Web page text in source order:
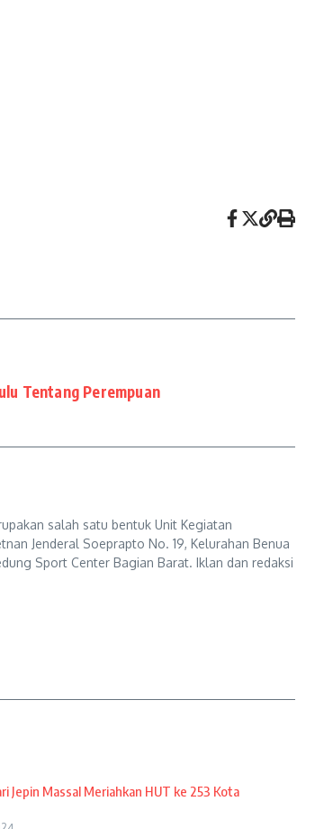
Tentang Perempuan
salah satu bentuk Unit Kegiatan
Jenderal Soeprapto No. 19, Kelurahan Benua
Sport Center Bagian Barat. Iklan dan redaksi
Jepin Massal Meriahkan HUT ke 253 Kota